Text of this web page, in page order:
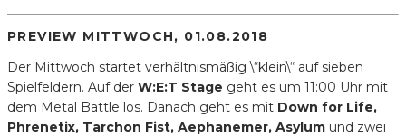
PREVIEW MITTWOCH, 01.08.2018
Der Mittwoch startet verhältnismäßig \“klein\“ auf sieben
Spielfeldern. Auf der W:E:T Stage geht es um 11:00 Uhr mit
dem Metal Battle los. Danach geht es mit Down for Life,
Phrenetix, Tarchon Fist, Aephanemer, Asylum und zwei